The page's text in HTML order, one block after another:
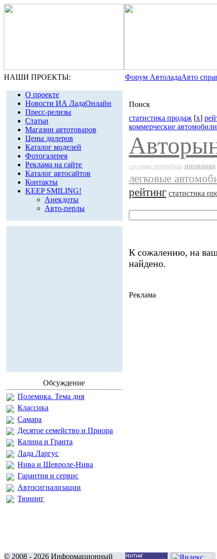
НАШИ ПРОЕКТЫ: Форум АвтоладаАвто
О проекте
Новости ИА ЛадаОнлайн
Пресс-релизы
Статьи
Магазин автотоваров
Цены дилеров
Каталог моделей
Фотогалерея
Реклама на сайте
Каталог автосайтов
Контакты
KEEP SMILING!
Анекдоты
Авто-перлы
Обсуждение
Полемика. Тема дня
Классика
Самара
Десятое семейство и Приора
Калина и Гранта
Лада Ларгус
Нива и Шевроле-Нива
Гарантия и сервис
Автосигнализации
Тюнинг
Поиск
статистика продаж [x]
коммерческие автомобили
грузовые автомобили иномарки
легковые
рейтинг статистика
К сожалению, на
найдено.
Реклама
© 2008 - 2026 Информационный